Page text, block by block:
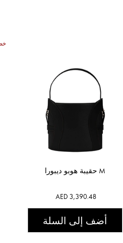
حقيبة هوبو ديبورا M
AED 3,390.48
أضف إلى السلة